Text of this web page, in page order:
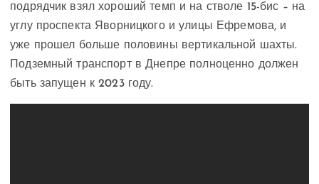
подрядчик взял хороший темп и на стволе 15-бис – на
углу проспекта Яворницкого и улицы Ефремова, и
уже прошел больше половины вертикальной шахты.
Подземный транспорт в Днепре полноценно должен
быть запущен к 2023 году.